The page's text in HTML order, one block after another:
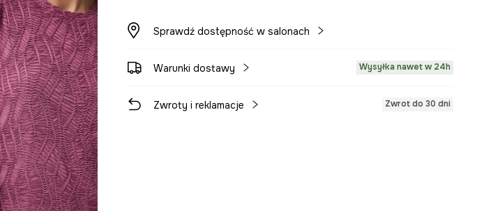
Sprawdź dostępność w salonach
Warunki dostawy Wysyłka nawet w 24h
Zwroty i reklamacje Zwrot do 30 dni